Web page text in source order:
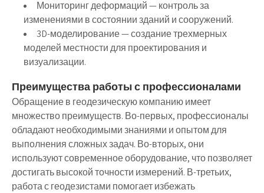
Мониторинг деформаций — контроль за
изменениями в состоянии зданий и сооружений.
3D-моделирование — создание трехмерных
моделей местности для проектирования и
визуализации.
Преимущества работы с профессионалами
Обращение в геодезическую компанию имеет
множество преимуществ. Во-первых, профессионалы
обладают необходимыми знаниями и опытом для
выполнения сложных задач. Во-вторых, они
используют современное оборудование, что позволяет
достигать высокой точности измерений. В-третьих,
работа с геодезистами помогает избежать